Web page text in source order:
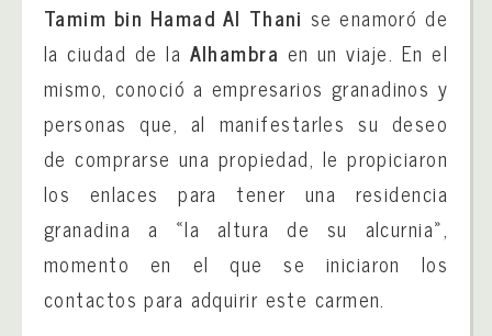
Tamim bin Hamad Al Thani se enamoró de
la ciudad de la Alhambra en un viaje. En el
mismo, conoció a empresarios granadinos y
personas que, al manifestarles su deseo
de comprarse una propiedad, le propiciaron
los enlaces para tener una residencia
granadina a «la altura de su alcurnia»,
momento en el que se iniciaron los
contactos para adquirir este carmen.